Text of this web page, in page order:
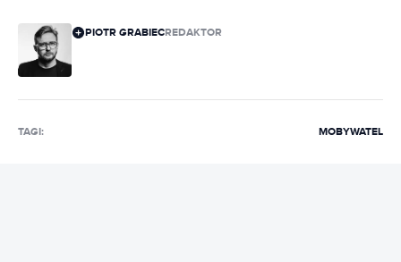
PIOTR GRABIECREDAKTOR
TAGI: MOBYWATEL